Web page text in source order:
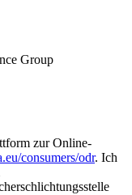
Group
zur Online-
consumers/odr. Ich